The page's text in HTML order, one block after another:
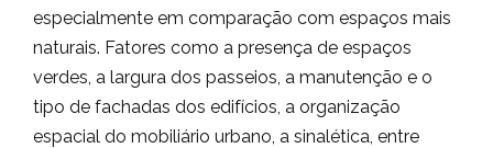
especialmente em comparação com espaços mais
naturais. Fatores como a presença de espaços
verdes, a largura dos passeios, a manutenção e o
tipo de fachadas dos edifícios, a organização
espacial do mobiliário urbano, a sinalética, entre